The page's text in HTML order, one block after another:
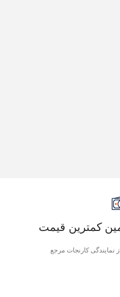
کمترین قیمت
نمایندگی کارنجات مرجع